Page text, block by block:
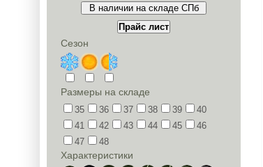
Сезон
Размеры на складе
35 36 37 38 39
40
41
42 43 44 45
46
47
48
Характеристики